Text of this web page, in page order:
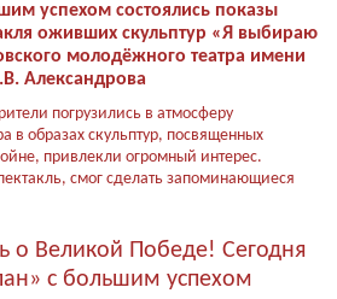
успехом состоялись показы
оживших скульптур «Я выбираю
молодёжного театра имени
Александрова
погрузились в атмосферу
в образах скульптур, посвященных
привлекли огромный интерес.
смог сделать запоминающиеся